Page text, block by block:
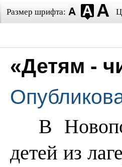
Размер шрифта:
«Детям -
В
детей из